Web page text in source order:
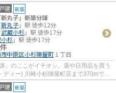
客様から...
建 新築
丸子」新築分譲
新丸子」駅 徒歩12分
武蔵小杉」駅 徒歩17分
杉」駅 徒歩17分
中原区小杉陣屋町１丁目
」のここがイチオシ。薬や日用品を買う
ディー) 川崎小杉陣屋町店まで370mで
みクリニック...
建 新築